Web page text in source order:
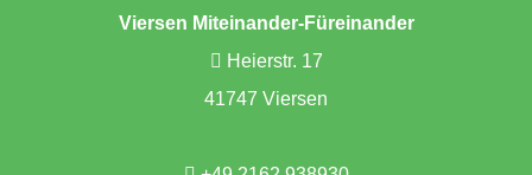
Viersen Miteinander-Füreinander
Heierstr. 17
41747 Viersen